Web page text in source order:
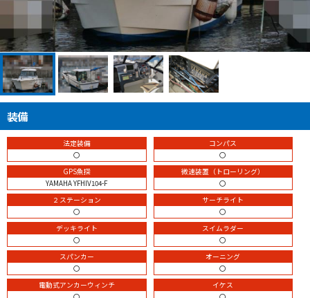
装備
法定装備
〇
コンパス
〇
GPS魚探
YAMAHA YFHIV104-F
微速装置（トローリング）
〇
２ステーション
〇
サーチライト
〇
デッキライト
〇
スイムラダー
〇
スパンカー
〇
オーニング
〇
電動式アンカーウィンチ
イケス